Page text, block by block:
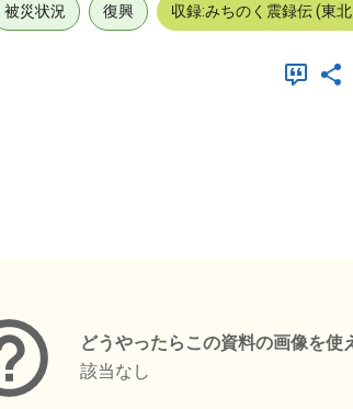
被災状況 復興 収録:みちのく震録伝 (東
どうやったらこの資料の画像を使
該当なし